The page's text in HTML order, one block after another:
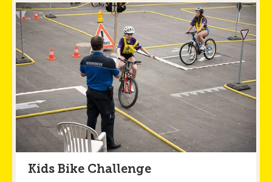
Kids Bike Challenge